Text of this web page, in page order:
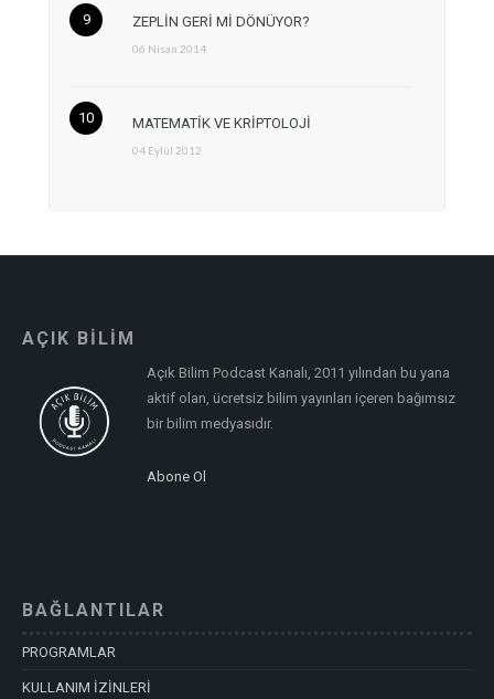
ZEPLİN GERİ Mİ DÖNÜYOR?
06 Nisan 2014
MATEMATİK VE KRİPTOLOJİ
04 Eylül 2012
AÇIK BİLİM
Açık Bilim Podcast Kanalı, 2011 yılından bu yana
aktif olan, ücretsiz bilim yayınları içeren bağımsız
bir bilim medyasıdır.
Abone Ol
BAĞLANTILAR
PROGRAMLAR
KULLANIM İZİNLERİ